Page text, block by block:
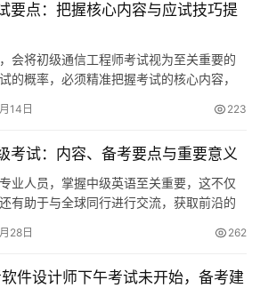
要点：把握核心内容与应试技巧提
会将初级通信工程师考试视为至关重要的
的概率，必须精准把握考试的核心内容，
14日 223
考试：内容、备考要点与重要意义
业人员，掌握中级英语至关重要，这不仅
有助于与全球同行进行交流，获取前沿的
28日 262
件设计师下午考试未开始，备考建